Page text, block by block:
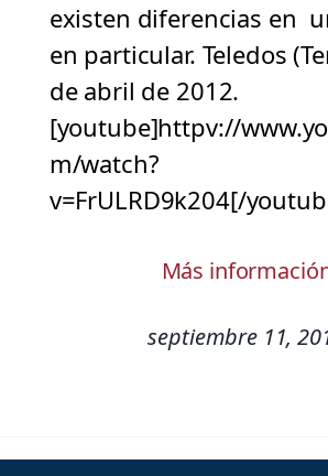
existen diferencias en
en particular. Teledos
de abril de 2012.
[youtube]httpv://
m/watch?
v=FrULRD9k204[/
Más
septiembre 11,